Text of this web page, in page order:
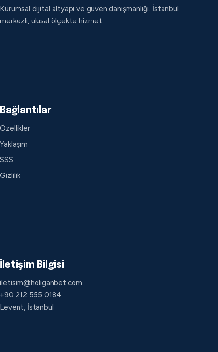
Kurumsal dijital altyapı ve güven danışmanlığı. İstanbul
merkezli, ulusal ölçekte hizmet.
Bağlantılar
Özellikler
Yaklaşım
SSS
Gizlilik
İletişim Bilgisi
iletisim@holiganbet.com
+90 212 555 0184
Levent, İstanbul